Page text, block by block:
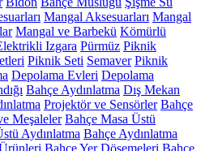
Mangal Aksesuarları Mangal
Mangal ve Barbekü Kömürlü
Izgara Pürmüz Piknik
Piknik Seti Semaver Piknik
Depolama Evleri Depolama
Bahçe Aydınlatma Dış Mekan
Projektör ve Sensörler Bahçe
Meşaleler Bahçe Masa Üstü
Aydınlatma Bahçe Aydınlatma
Bahçe Yer Döşemeleri Bahçe